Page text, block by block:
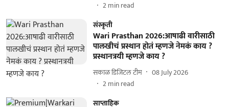
2min read
संस्कृती
Wari Prasthan 2026:आषाढी वारीसाठी
पालखीचं प्रस्थान होतं म्हणजे नेमकं काय ?
प्रस्थानत्रयी म्हणजे काय ?
सकाळ डिजिटल टीम
08 July 2026
2min read
साप्ताहिक